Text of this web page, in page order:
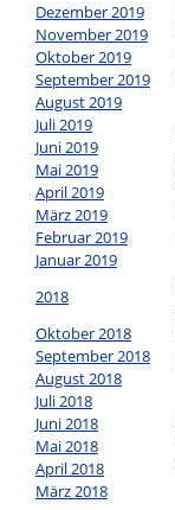
Dezember 2019
November 2019
Oktober 2019
September 2019
August 2019
Juli 2019
Juni 2019
Mai 2019
April 2019
März 2019
Februar 2019
Januar 2019
2018
Oktober 2018
September 2018
August 2018
Juli 2018
Juni 2018
Mai 2018
April 2018
März 2018